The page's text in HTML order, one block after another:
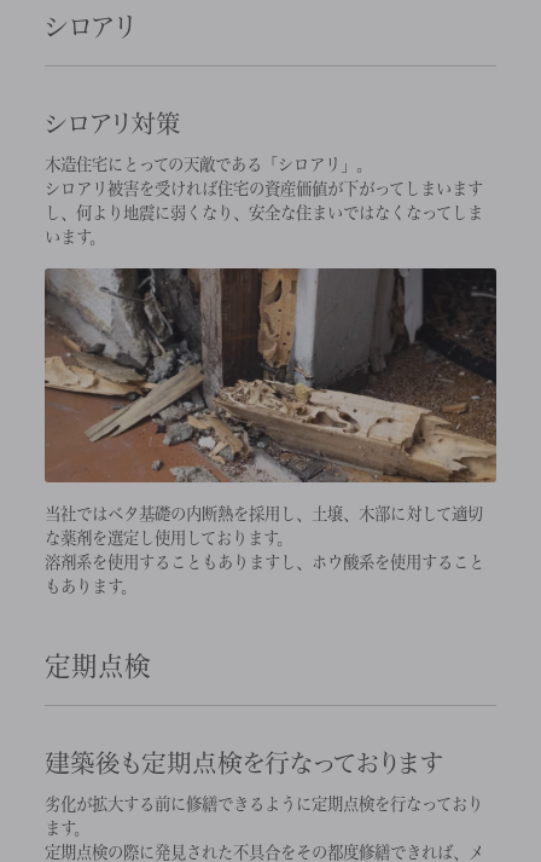
シロアリ
シロアリ対策
木造住宅にとっての天敵である「シロアリ」。
シロアリ被害を受ければ住宅の資産価値が下がってしまいます
し、何より地震に弱くなり、安全な住まいではなくなってしま
います。
当社ではベタ基礎の内断熱を採用し、土壌、木部に対して適切
な薬剤を選定し使用しております。
溶剤系を使用することもありますし、ホウ酸系を使用すること
もあります。
定期点検
建築後も定期点検を行なっております
劣化が拡大する前に修繕できるように定期点検を行なっており
ます。
定期点検の際に発見された不具合をその都度修繕できれば、メ